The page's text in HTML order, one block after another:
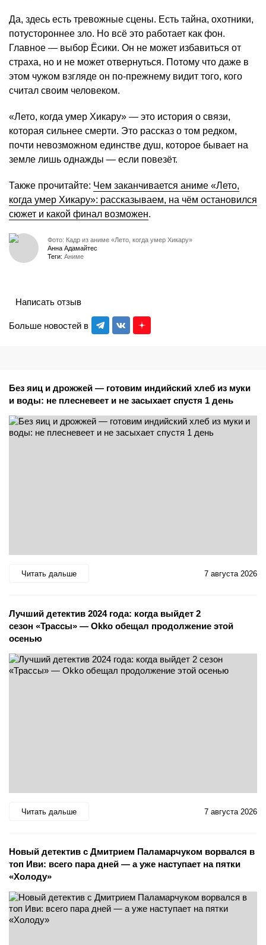
Да, здесь есть тревожные сцены. Есть тайна, охотники,
потустороннее зло. Но всё это работает как фон.
Главное — выбор Ёсики. Он не может избавиться от
страха, но и не может отвернуться. Потому что даже в
этом чужом взгляде он по-прежнему видит того, кого
считал своим человеком.
«Лето, когда умер Хикару» — это история о связи,
которая сильнее смерти. Это рассказ о том редком,
почти невозможном единстве душ, которое бывает на
земле лишь однажды — если повезёт.
Также прочитайте: Чем заканчивается аниме «Лето,
когда умер Хикару»: рассказываем, на чём остановился
сюжет и какой финал возможен.
Фото: Кадр из аниме «Лето, когда умер Хикару»
Анна Адамайтес
Теги: Аниме
Больше новостей в
Написать отзыв
Без яиц и дрожжей — готовим индийский хлеб из муки
и воды: не плесневеет и не засыхает спустя 1 день
Читать дальше 7 августа 2026
Лучший детектив 2024 года: когда выйдет 2
сезон «Трассы» — Okko обещал продолжение этой
осенью
Читать дальше 7 августа 2026
Новый детектив с Дмитрием Паламарчуком ворвался в
топ Иви: всего пара дней — а уже наступает на пятки
«Холоду»